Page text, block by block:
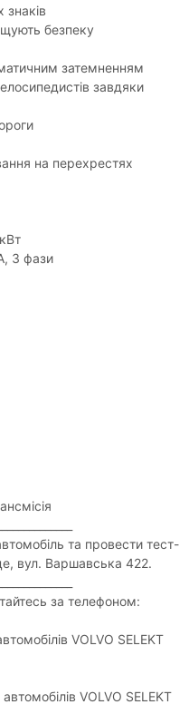
безпеку
затемненням
завдяки
на перехрестях
3 фази
та провести тест-
вул. Варшавська 422.
за телефоном:
VOLVO SELEKT
VOLVO SELEKT